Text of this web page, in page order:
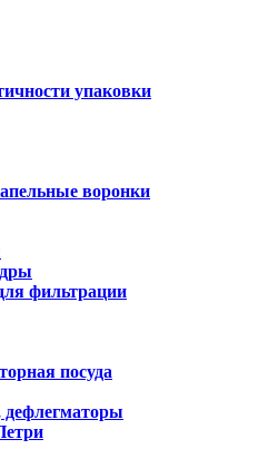
упаковки
воронки
фильтрации
посуда